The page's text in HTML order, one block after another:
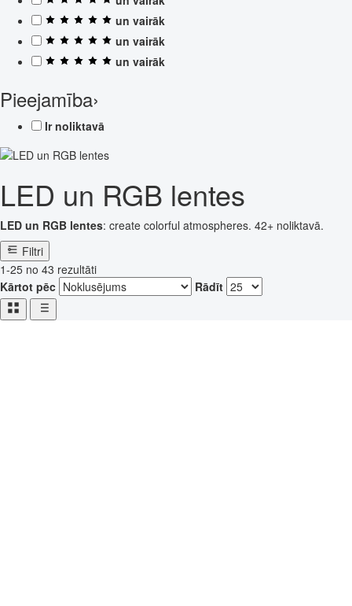
un vairāk
un vairāk
un vairāk
Pieejamība›
Ir noliktavā
LED un RGB lentes
LED un RGB lentes: create colorful atmospheres. 42+ noliktavā.
Filtri
1-25 no 43 rezultāti
Kārtot pēc
Rādīt